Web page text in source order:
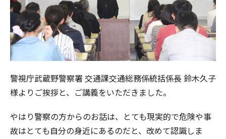
警視庁武蔵野警察署 交通課交通総務係統括係長 鈴木久子
様よりご挨拶と、ご講義をいただきました。
やはり警察の方からのお話は、とても現実的で危険や事
故はとても自分の身近にあるのだと、改めて認識しま